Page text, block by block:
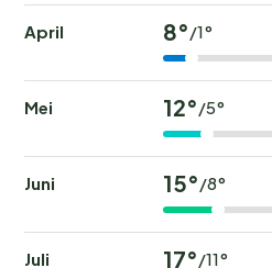
April 8°/1°
Mei 12°/5°
Juni 15°/8°
Juli 17°/11°